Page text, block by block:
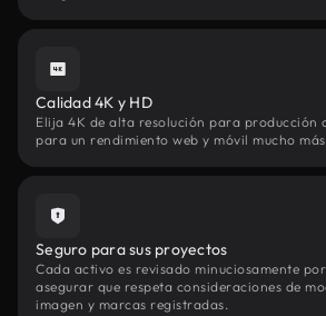
Calidad 4K y HD
Elija 4K de alta resolución para producción
para un rendimiento web y móvil mucho
Seguro para sus proyectos
Cada activo es revisado minuciosamente
asegurar que respeta consideraciones de
imagen y marcas registradas.